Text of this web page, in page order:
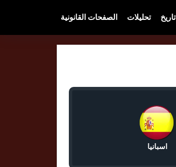
تاريخ تحليلات الصفحات القانونية
اسبانيا